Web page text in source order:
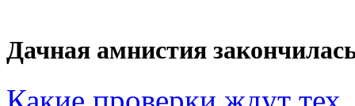
Дачная амнистия